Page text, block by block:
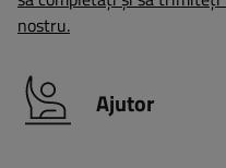
nostru.
Ajutor